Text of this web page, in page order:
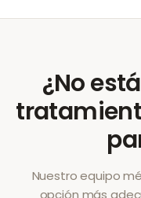
¿No
Nuestro equipo
opción más